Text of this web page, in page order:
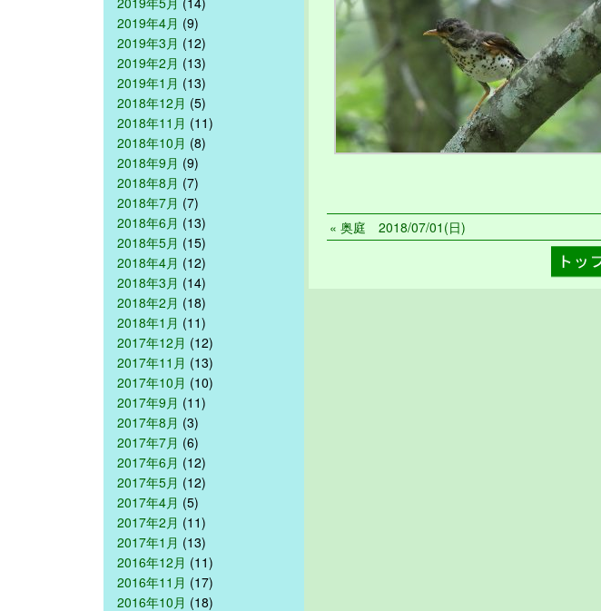
2019年4月 (9)
2019年3月 (12)
2019年2月 (13)
2019年1月 (13)
2018年12月 (5)
2018年11月 (11)
2018年10月 (8)
2018年9月 (9)
2018年8月 (7)
2018年7月 (7)
2018年6月 (13)
2018年5月 (15)
2018年4月 (12)
2018年3月 (14)
2018年2月 (18)
2018年1月 (11)
2017年12月 (12)
2017年11月 (13)
2017年10月 (10)
2017年9月 (11)
2017年8月 (3)
2017年7月 (6)
2017年6月 (12)
2017年5月 (12)
2017年4月 (5)
2017年2月 (11)
2017年1月 (13)
2016年12月 (11)
2016年11月 (17)
2016年10月 (18)
« 奥庭 2018/07/01(日)